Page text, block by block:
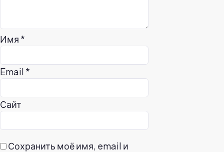
Имя *
Email *
Сайт
Сохранить моё имя, email и